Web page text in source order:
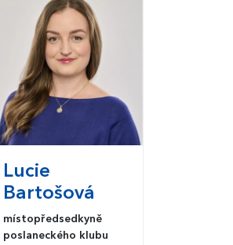
Lucie
Bartošová
místopředsedkyně
poslaneckého klubu